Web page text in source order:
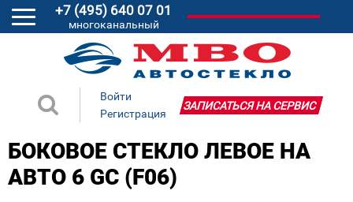
+7 (495) 640 07 01
многоканальный
Войти
Регистрация
ЗАПИСАТЬСЯ НА СЕРВИС
БОКОВОЕ СТЕКЛО ЛЕВОЕ НА
АВТО 6 GC (F06)